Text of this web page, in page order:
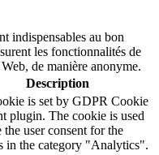
indispensables au bon
les fonctionnalités de
de manière anonyme.
Description
is set by GDPR Cookie
plugin. The cookie is used
the user consent for the
in the category "Analytics".